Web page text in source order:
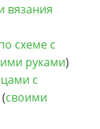
вязания
схеме с
руками)
с
(своими